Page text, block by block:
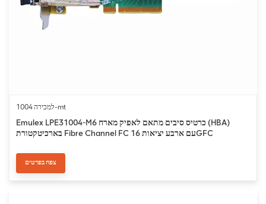
למכירה 1004-mt
Emulex LPE31004-M6 כרטיס סיבים מתאם לאפיק מארח (HBA)
בארכיטקטורת Fibre Channel FC עם ארבע יציאות 16GFC
צפה בפרטים